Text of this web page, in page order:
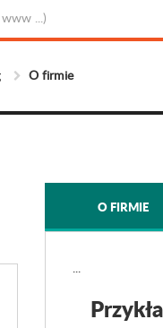
O firmie
O FIRMIE
...